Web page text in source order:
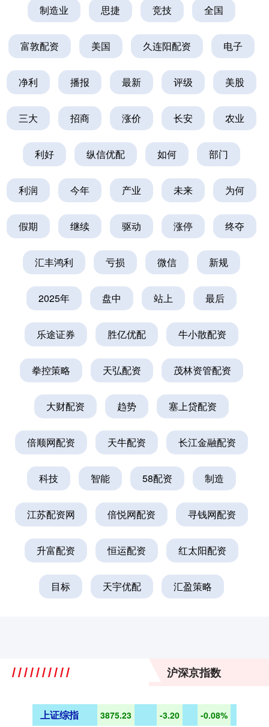
制造业 思捷 竞技 全国
富敦配资 美国 久连阳配资 电子
净利 播报 最新 评级 美股
三大 招商 涨价 长安 农业
利好 纵信优配 如何 部门
利润 今年 产业 未来 为何
假期 继续 驱动 涨停 终夺
汇丰鸿利 亏损 微信 新规
2025年 盘中 站上 最后
乐途证券 胜亿优配 牛小散配资
拳控策略 天弘配资 茂林资管配资
大财配资 趋势 塞上贷配资
倍顺网配资 天牛配资 长江金融配资
科技 智能 58配资 制造
江苏配资网 倍悦网配资 寻钱网配资
升富配资 恒运配资 红太阳配资
目标 天宇优配 汇盈策略
沪深京指数
上证综指 3875.23 -3.20 -0.08%